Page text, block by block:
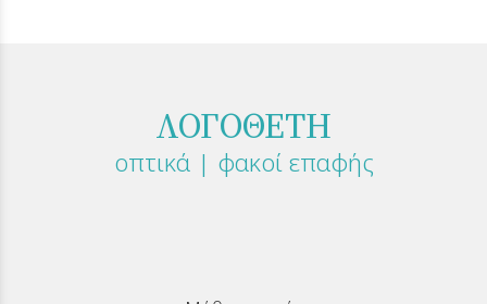
ΛΟΓΟΘΕΤΗ
οπτικά | φακοί επαφής